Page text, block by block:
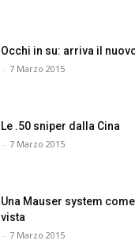
Occhi in su: arriva il
- 7 Marzo 2015
Le .50 sniper dalla Cina
- 7 Marzo 2015
Una Mauser system
vista
- 7 Marzo 2015